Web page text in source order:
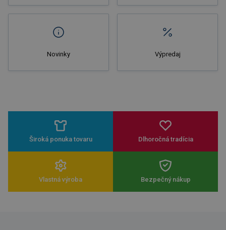
Novinky Výpredaj
Široká ponuka tovaru Dlhoročná tradícia
Vlastná výroba Bezpečný nákup